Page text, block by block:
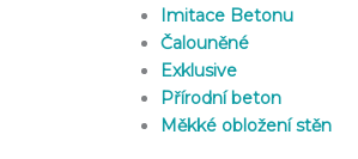
Imitace Betonu
Čalouněné
Exklusive
Přírodní beton
Měkké obložení stěn